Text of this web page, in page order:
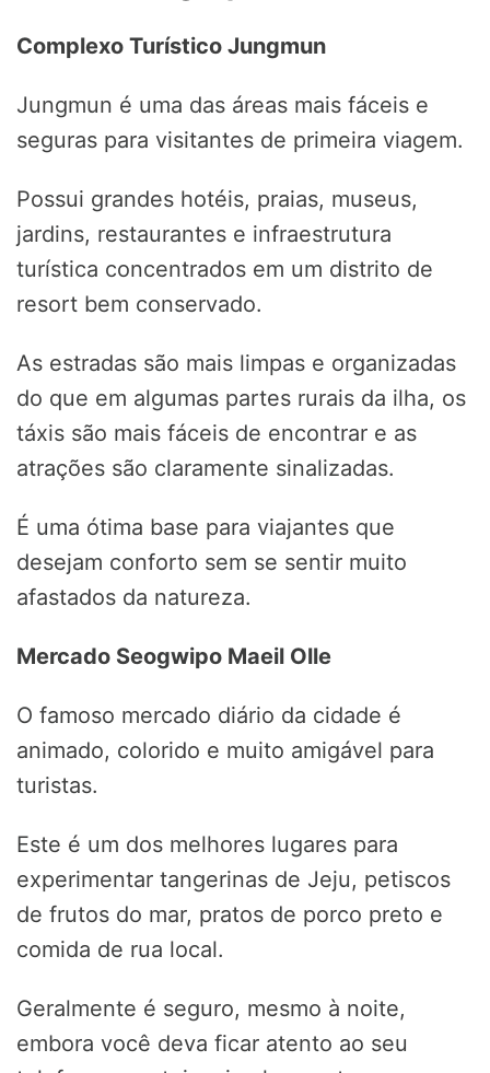
Complexo Turístico Jungmun
Jungmun é uma das áreas mais fáceis e
seguras para visitantes de primeira viagem.
Possui grandes hotéis, praias, museus,
jardins, restaurantes e infraestrutura
turística concentrados em um distrito de
resort bem conservado.
As estradas são mais limpas e organizadas
do que em algumas partes rurais da ilha, os
táxis são mais fáceis de encontrar e as
atrações são claramente sinalizadas.
É uma ótima base para viajantes que
desejam conforto sem se sentir muito
afastados da natureza.
Mercado Seogwipo Maeil Olle
O famoso mercado diário da cidade é
animado, colorido e muito amigável para
turistas.
Este é um dos melhores lugares para
experimentar tangerinas de Jeju, petiscos
de frutos do mar, pratos de porco preto e
comida de rua local.
Geralmente é seguro, mesmo à noite,
embora você deva ficar atento ao seu